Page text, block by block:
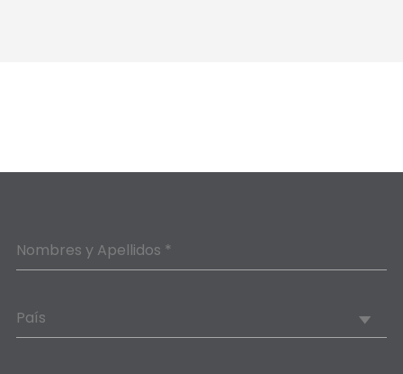
Nombres y Apellidos *
País